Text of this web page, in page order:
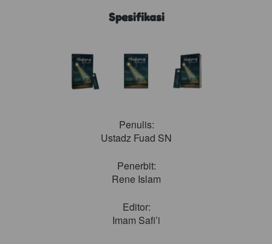
Spesifikasi
Penulis:
Ustadz Fuad SN
Penerbit:
Rene Islam
Editor:
Imam Safi’i